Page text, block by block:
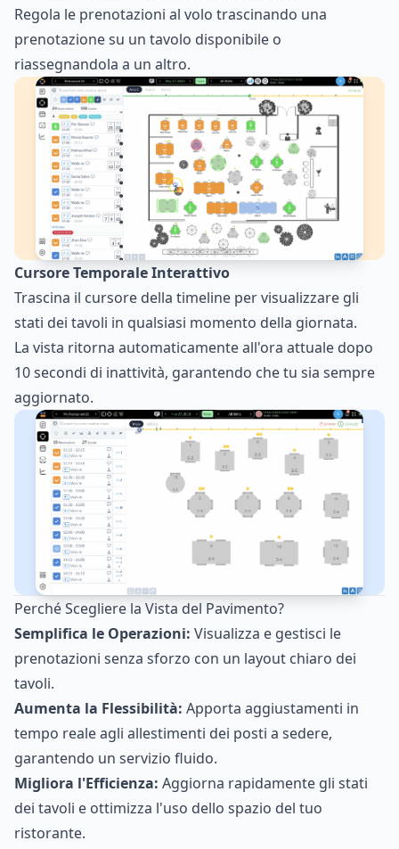
Regola le prenotazioni al volo trascinando una
prenotazione su un tavolo disponibile o
riassegnandola a un altro.
Cursore Temporale Interattivo
Trascina il cursore della timeline per visualizzare gli
stati dei tavoli in qualsiasi momento della giornata.
La vista ritorna automaticamente all'ora attuale dopo
10 secondi di inattività, garantendo che tu sia sempre
aggiornato.
Perché Scegliere la Vista del Pavimento?
Semplifica le Operazioni: Visualizza e gestisci le
prenotazioni senza sforzo con un layout chiaro dei
tavoli.
Aumenta la Flessibilità: Apporta aggiustamenti in
tempo reale agli allestimenti dei posti a sedere,
garantendo un servizio fluido.
Migliora l'Efficienza: Aggiorna rapidamente gli stati
dei tavoli e ottimizza l'uso dello spazio del tuo
ristorante.